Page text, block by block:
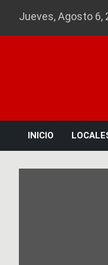
Jueves, Agosto 6,
INICIO